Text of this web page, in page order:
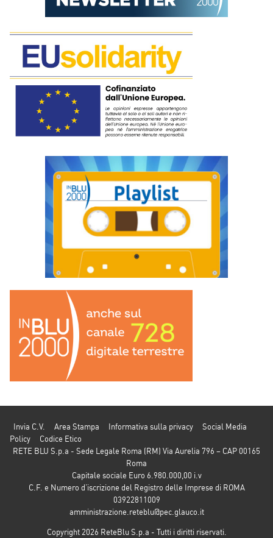
Invia C.V. Area Stampa Informativa sulla privacy
Social Media
Policy
Codice Etico
RETE BLU S.p.a - Sede Legale Roma (RM) Via Aurelia 796 – CAP 00165
Roma
Capitale sociale Euro 6.980.000,00 i.v
C.F. e Numero d’iscrizione del Registro delle Imprese di ROMA
03922811009
amministrazione.reteblu@pec.glauco.it
Copyright 2026 ReteBlu S.p.a - Tutti i diritti riservati.